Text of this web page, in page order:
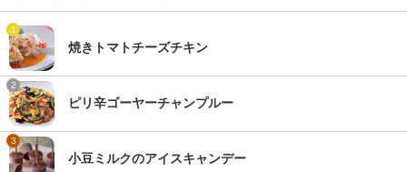
1
焼きトマトチーズチキン
2
ピリ辛ゴーヤーチャンプルー
3
小豆ミルクのアイスキャンデー